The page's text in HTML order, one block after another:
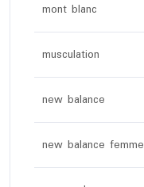
mont blanc
musculation
new balance
new balance femme